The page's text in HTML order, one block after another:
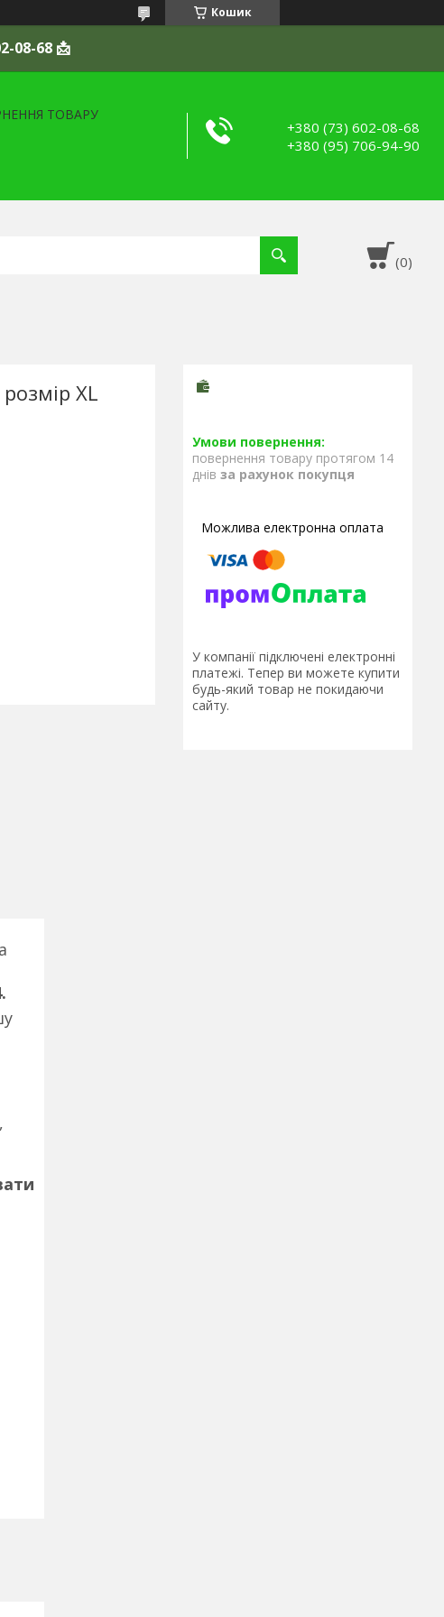
Кошик
08-68 📩
ТОВАРУ
+380 (73) 602-08-68
+380 (95) 706-94-90
XL
повернення товару протягом 14
днів за рахунок покупця
У компанії підключені електронні
платежі. Тепер ви можете купити
будь-який товар не покидаючи
сайту.